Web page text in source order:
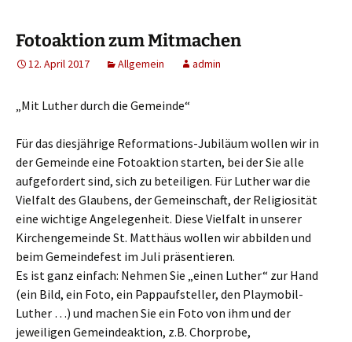
Fotoaktion zum Mitmachen
12. April 2017 Allgemein admin
„Mit Luther durch die Gemeinde“
Für das diesjährige Reformations-Jubiläum wollen wir in
der Gemeinde eine Fotoaktion starten, bei der Sie alle
aufgefordert sind, sich zu beteiligen. Für Luther war die
Vielfalt des Glaubens, der Gemeinschaft, der Religiosität
eine wichtige Angelegenheit. Diese Vielfalt in unserer
Kirchengemeinde St. Matthäus wollen wir abbilden und
beim Gemeindefest im Juli präsentieren.
Es ist ganz einfach: Nehmen Sie „einen Luther“ zur Hand
(ein Bild, ein Foto, ein Pappaufsteller, den Playmobil-
Luther …) und machen Sie ein Foto von ihm und der
jeweiligen Gemeindeaktion, z.B. Chorprobe,